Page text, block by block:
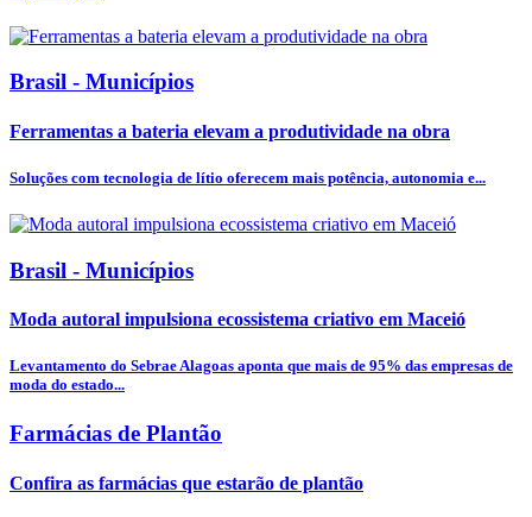
Brasil - Municípios
Ferramentas a bateria elevam a produtividade na obra
Soluções com tecnologia de lítio oferecem mais potência, autonomia e...
Brasil - Municípios
Moda autoral impulsiona ecossistema criativo em Maceió
Levantamento do Sebrae Alagoas aponta que mais de 95% das empresas de
moda do estado...
Farmácias de Plantão
Confira as farmácias que estarão de plantão